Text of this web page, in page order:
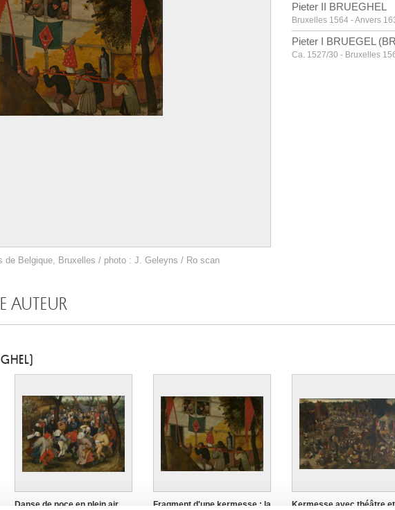
de Belgique, Bruxelles / photo : J. Geleyns / Ro scan
Pieter II BRUEGHEL
Bruxelles 1564 - Anvers
Pieter I BRUEGEL
Ca. 1527/30 - Bruxelles
AUTEUR
Danse de noce en plein air
Fragment d'une kermesse : la
Kermesse avec théâtre et